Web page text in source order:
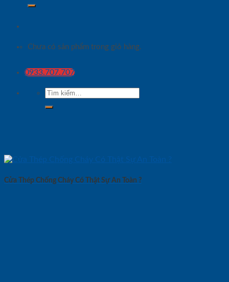
Chưa có sản phẩm trong giỏ hàng.
0933.707.707
Tìm
kiếm:
Cửa Thép Chống Cháy Có Thật Sự An Toàn ?